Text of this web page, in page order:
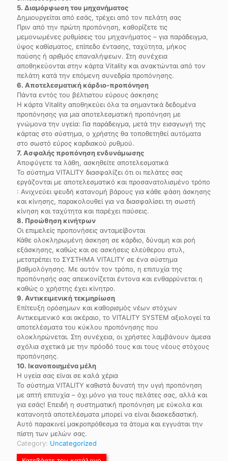
5. Διαμόρφωση του μηχανήματος
Δημιουργείται από εσάς, τρέχει από τον πελάτη σας
Πριν από την πρώτη προπόνηση, καθορίζετε τις
μεμονωμένες ρυθμίσεις του μηχανήματος – για παράδειγμα,
ύψος καθίσματος, επίπεδο έντασης, ταχύτητα, μήκος
παύσης ή αριθμός επαναλήψεων. Στη συνέχεια
αποθηκεύονται στην κάρτα Vitality και ανακτώνται από τον
πελάτη κατά την επόμενη συνεδρία προπόνησης.
6. Αποτελεσματική κάρδιο-προπόνηση
Πάντα εντός του βέλτιστου εύρους άσκησης
Η κάρτα Vitality αποθηκεύει όλα τα σημαντικά δεδομένα
προπόνησης για μια αποτελεσματική προπόνηση με
γνώμονα την υγεία: Για παράδειγμα, μετά την εισαγωγή της
κάρτας στο σύστημα, ο χρήστης θα τοποθετηθεί αυτόματα
στο σωστό εύρος καρδιακού ρυθμού.
7. Ασφαλής προπόνηση ενδυνάμωσης
Αποφύγετε τα λάθη, ασκηθείτε αποτελεσματικά
Το σύστημα VITALITY διασφαλίζει ότι οι πελάτες σας
εργάζονται με αποτελεσματικό και προσανατολισμένο τρόπο
: Ανιχνεύει ψευδή κατανομή βάρους για κάθε φάση άσκησης
και κίνησης, παρακολουθεί για να διασφαλίσει τη σωστή
κίνηση και ταχύτητα και παρέχει παύσεις.
8. Προώθηση κινήτρων
Οι επιμελείς προπονήσεις ανταμείβονται
Κάθε ολοκληρωμένη άσκηση σε κάρδιο, δύναμη και ροή
εξάσκησης, καθώς και σε ασκήσεις ελεύθερου στυλ,
μετατρέπει το ΣΥΣΤΗΜΑ VITALITY σε ένα σύστημα
βαθμολόγησης. Με αυτόν τον τρόπο, η επιτυχία της
προπόνησής σας απεικονίζεται έντονα και ενθαρρύνεται η
καθώς ο χρήστης έχει κίνητρο.
9. Αντικειμενική τεκμηρίωση
Επίτευξη ορόσημων και καθορισμός νέων στόχων
Αντικειμενικό και ακέραιο, το VITALITY SYSTEM αξιολογεί τα
αποτελέσματα του κύκλου προπόνησης που
ολοκληρώνεται. Στη συνέχεια, οι χρήστες λαμβάνουν άμεσα
σχόλια σχετικά με την πρόοδό τους και τους νέους στόχους
προπόνησης.
10. Ικανοποιημένα μέλη
Η υγεία σας είναι σε καλά χέρια
Το σύστημα VITALITY καθιστά δυνατή την υγιή προπόνηση
με απτή επιτυχία – όχι μόνο για τους πελάτες σας, αλλά και
για εσάς! Επειδή η συστηματική προπόνηση με εύκολα και
κατανοητά αποτελέσματα μπορεί να είναι διασκεδαστική.
Αυτό παρακινεί μακροπρόθεσμα τα άτομα και εγγυάται την
πίστη των μελών σας.
Category: Uncategorized